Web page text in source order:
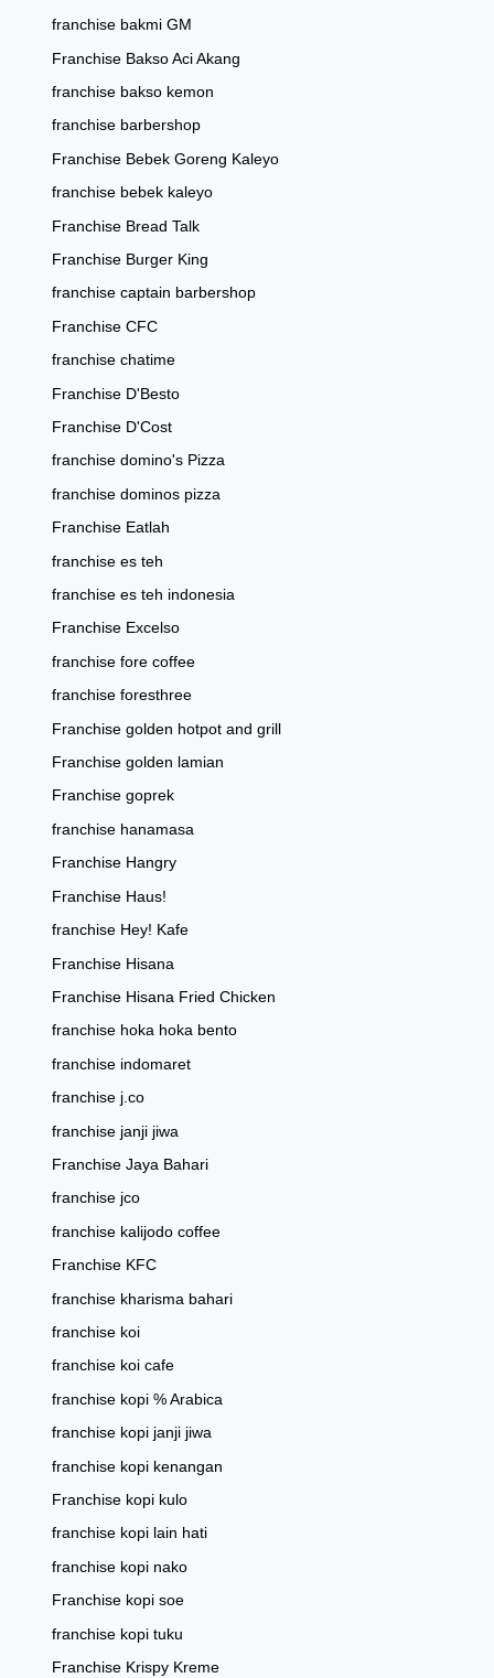
franchise bakmi GM
Franchise Bakso Aci Akang
franchise bakso kemon
franchise barbershop
Franchise Bebek Goreng Kaleyo
franchise bebek kaleyo
Franchise Bread Talk
Franchise Burger King
franchise captain barbershop
Franchise CFC
franchise chatime
Franchise D'Besto
Franchise D'Cost
franchise domino's Pizza
franchise dominos pizza
Franchise Eatlah
franchise es teh
franchise es teh indonesia
Franchise Excelso
franchise fore coffee
franchise foresthree
Franchise golden hotpot and grill
Franchise golden lamian
Franchise goprek
franchise hanamasa
Franchise Hangry
Franchise Haus!
franchise Hey! Kafe
Franchise Hisana
Franchise Hisana Fried Chicken
franchise hoka hoka bento
franchise indomaret
franchise j.co
franchise janji jiwa
Franchise Jaya Bahari
franchise jco
franchise kalijodo coffee
Franchise KFC
franchise kharisma bahari
franchise koi
franchise koi cafe
franchise kopi % Arabica
franchise kopi janji jiwa
franchise kopi kenangan
Franchise kopi kulo
franchise kopi lain hati
franchise kopi nako
Franchise kopi soe
franchise kopi tuku
Franchise Krispy Kreme